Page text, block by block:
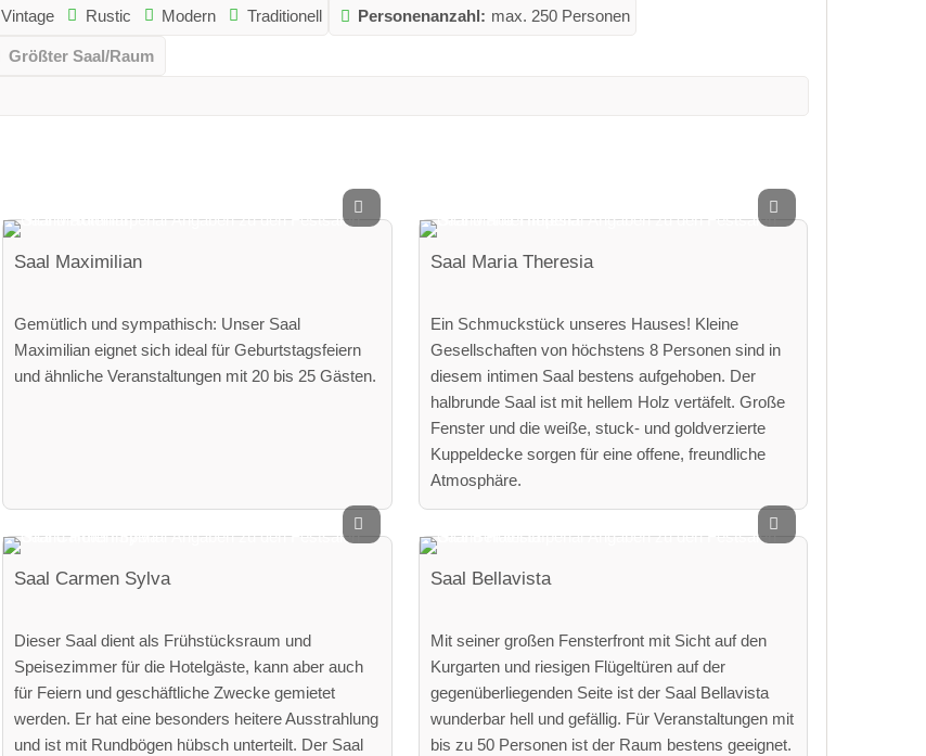
Vintage Rustic Modern Traditionell Personenanzahl: max. 250 Personen
Größter Saal/Raum
Saal Maximilian
Gemütlich und sympathisch: Unser Saal
Maximilian eignet sich ideal für Geburtstagsfeiern
und ähnliche Veranstaltungen mit 20 bis 25 Gästen.
Saal Maria Theresia
Ein Schmuckstück unseres Hauses! Kleine
Gesellschaften von höchstens 8 Personen sind in
diesem intimen Saal bestens aufgehoben. Der
halbrunde Saal ist mit hellem Holz vertäfelt. Große
Fenster und die weiße, stuck- und goldverzierte
Kuppeldecke sorgen für eine offene, freundliche
Atmosphäre.
Saal Carmen Sylva
Dieser Saal dient als Frühstücksraum und
Speisezimmer für die Hotelgäste, kann aber auch
für Feiern und geschäftliche Zwecke gemietet
werden. Er hat eine besonders heitere Ausstrahlung
und ist mit Rundbögen hübsch unterteilt. Der Saal
Saal Bellavista
Mit seiner großen Fensterfront mit Sicht auf den
Kurgarten und riesigen Flügeltüren auf der
gegenüberliegenden Seite ist der Saal Bellavista
wunderbar hell und gefällig. Für Veranstaltungen mit
bis zu 50 Personen ist der Raum bestens geeignet.